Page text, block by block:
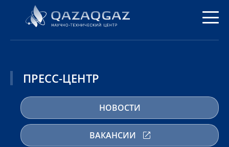
ПРЕСС-ЦЕНТР
НОВОСТИ
ВАКАНСИИ